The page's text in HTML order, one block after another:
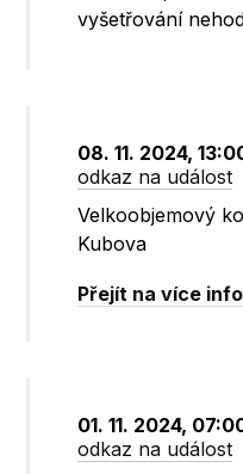
vyšetřování
08. 11. 2024,
odkaz na událost
Velkoobjemový
Kubova
Přejít na více
01. 11. 2024,
odkaz na událost